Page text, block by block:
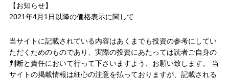
【お知らせ】
2021年4月1日以降の価格表示に関して
当サイトに記載されている内容はあくまでも投資の参考にしてい
ただくためのものであり、実際の投資にあたっては読者ご自身の
判断と責任において行って下さいますよう、お願い致します。 当
サイトの掲載情報は細心の注意を払っておりますが、記載される